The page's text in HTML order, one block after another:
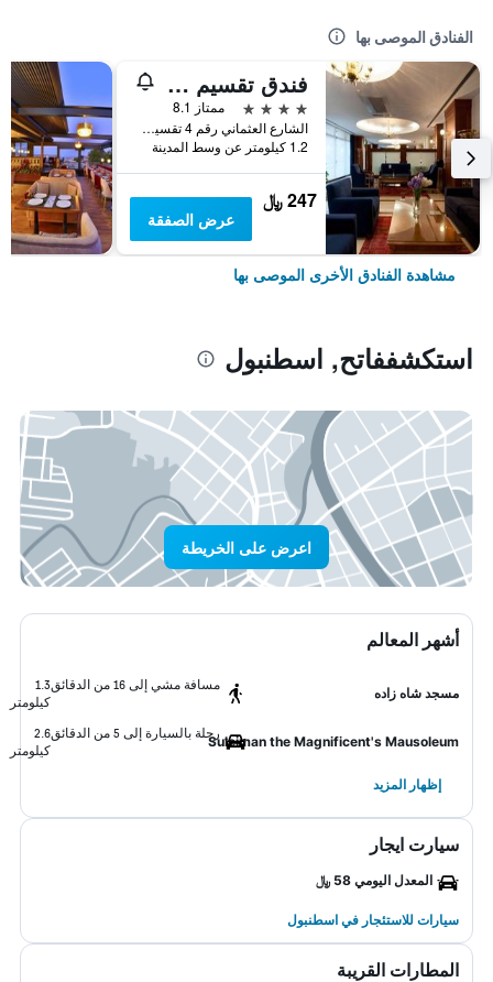
الفنادق الموصى بها
فندق تقسيم متروبارك
4 نجوم
ممتاز 8.1
الشارع العثماني رقم 4 تقسيم, اسطنبول, تركيا
1.2 كيلومتر عن وسط المدينة
247 ﷼
عرض الصفقة
مشاهدة الفنادق الأخرى الموصى بها
استكشففاتح, اسطنبول
اعرض على الخريطة
أشهر المعالم
مسجد شاه زاده
مسافة مشي إلى 16 من الدقائق
1.3
كيلومتر
Suleiman the Magnificent's Mausoleum
رحلة بالسيارة إلى 5 من الدقائق
2.6
كيلومتر
إظهار المزيد
سيارت ايجار
المعدل اليومي 58 ﷼
سيارات للاستئجار في اسطنبول
المطارات القريبة